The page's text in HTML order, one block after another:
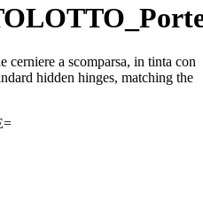
cerniere a scomparsa, in tinta con
hidden hinges, matching the